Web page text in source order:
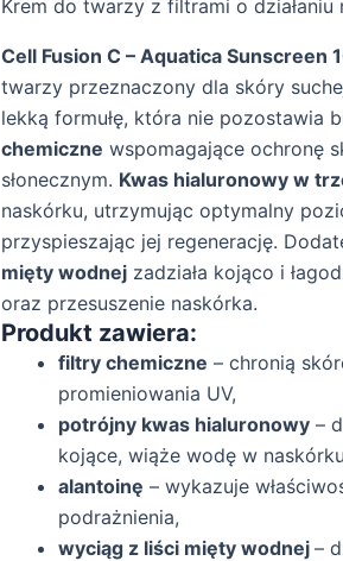
Krem do twarzy z filtrami o działaniu
Cell Fusion C – Aquatica Sunscreen
twarzy przeznaczony dla skóry
lekką formułę, która nie pozostawia
chemiczne wspomagające ochronę
słonecznym. Kwas hialuronowy w
naskórku, utrzymując optymalny
przyspieszając jej regenerację.
mięty wodnej zadziała kojąco i
oraz przesuszenie naskórka.
Produkt zawiera:
filtry chemiczne – chronią
promieniowania UV,
potrójny kwas hialuronowy –
kojące, wiąże wodę w
alantoinę – wykazuje
podrażnienia,
wyciąg z liści mięty wodnej –